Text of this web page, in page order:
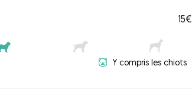
15€
Y compris les chiots